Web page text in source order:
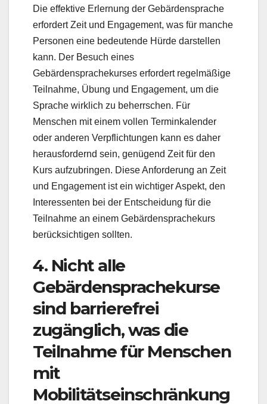
Die effektive Erlernung der Gebärdensprache
erfordert Zeit und Engagement, was für manche
Personen eine bedeutende Hürde darstellen
kann. Der Besuch eines
Gebärdensprachekurses erfordert regelmäßige
Teilnahme, Übung und Engagement, um die
Sprache wirklich zu beherrschen. Für
Menschen mit einem vollen Terminkalender
oder anderen Verpflichtungen kann es daher
herausfordernd sein, genügend Zeit für den
Kurs aufzubringen. Diese Anforderung an Zeit
und Engagement ist ein wichtiger Aspekt, den
Interessenten bei der Entscheidung für die
Teilnahme an einem Gebärdensprachekurs
berücksichtigen sollten.
4. Nicht alle
Gebärdensprachekurse
sind barrierefrei
zugänglich, was die
Teilnahme für Menschen
mit
Mobilitätseinschränkung